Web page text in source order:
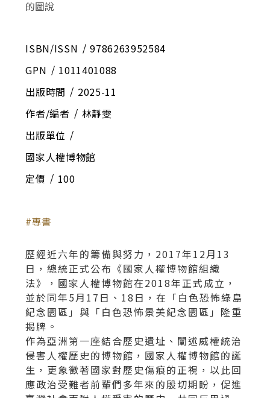
ISBN/ISSN
9786263952584
GPN
1011401088
出版時間
2025-11
作者/編者
林靜雯
出版單位
國家人權博物館
定價
100
專書
歷經近六年的籌備與努力，2017年12月13
日，總統正式公布《國家人權博物館組織
法》，國家人權博物館在2018年正式成立，
並於同年5月17日、18日，在「白色恐怖綠島
紀念園區」與「白色恐怖景美紀念園區」隆重
揭牌。
作為亞洲第一座結合歷史遺址、闡述威權統治
侵害人權歷史的博物館，國家人權博物館的誕
生，更象徵著國家對歷史傷痕的正視，以此回
應政治受難者前輩們多年來的殷切期盼，促進